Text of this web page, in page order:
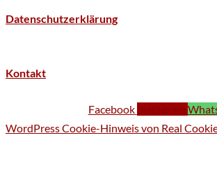
Datenschutzerklärung
Kontakt
Facebook
WordPress Cookie-Hinweis von Real